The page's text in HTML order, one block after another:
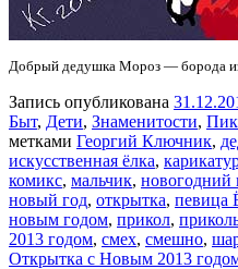
Добрый дедушка Мороз — борода
Запись опубликована
Быт, Дети, Знаменитости,
метками Георгий Ключник,
искусственная ёлка,
комикс, мальчик, новогодний
новый год, открытка, певица
новым годом, прикол,
2013 годом, смех, смешно,
Открытка с Новым 2013